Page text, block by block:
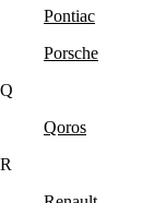
Pontiac
Porsche
Q
Qoros
R